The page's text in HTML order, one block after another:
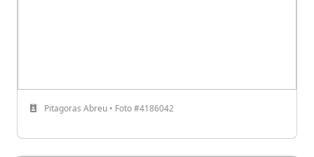
Pitagoras Abreu • Foto #4186042